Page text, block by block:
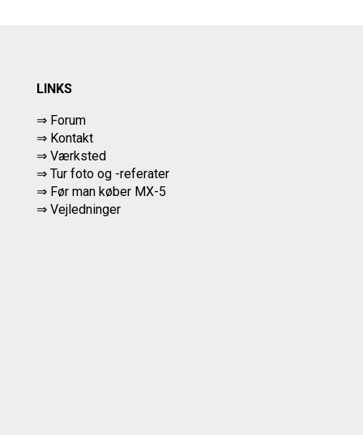
LINKS
⇒ Forum
⇒ Kontakt
⇒ Værksted
⇒ Tur foto og -referater
⇒ Før man køber MX-5
⇒ Vejledninger